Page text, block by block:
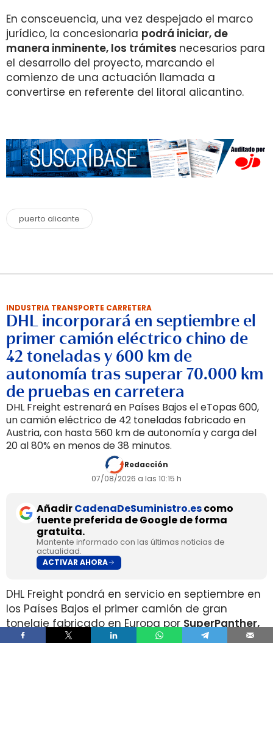
En consceuencia, una vez despejado el marco
jurídico, la concesionaria podrá iniciar, de
manera inminente, los trámites necesarios para
el desarrollo del proyecto, marcando el
comienzo de una actuación llamada a
convertirse en referente del litoral alicantino.
puerto alicante
INDUSTRIA TRANSPORTE CARRETERA
DHL incorporará en septiembre el
primer camión eléctrico chino de
42 toneladas y 600 km de
autonomía tras superar 70.000 km
de pruebas en carretera
DHL Freight estrenará en Países Bajos el eTopas 600,
un camión eléctrico de 42 toneladas fabricado en
Austria, con hasta 560 km de autonomía y carga del
20 al 80% en menos de 38 minutos.
Redacción
07/08/2026 a las 10:15 h
AñadirCadenaDeSuministro.escomo
fuente preferida de Google de forma
gratuita.
Mantente informado con las últimas noticias de
actualidad.
ACTIVAR AHORA
DHL Freight pondrá en servicio en septiembre en
los Países Bajos el primer camión de gran
tonelaje fabricado en Europa por SuperPanther,
después de trasladar la unidad desde Austria